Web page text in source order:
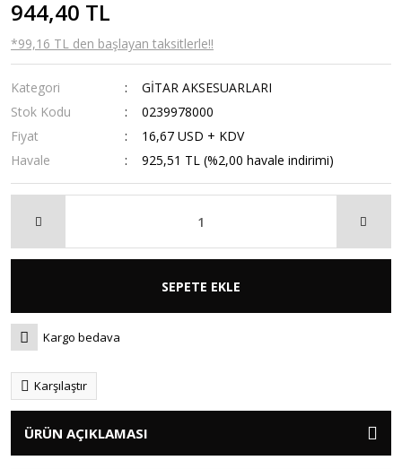
944,40 TL
*99,16 TL den başlayan taksitlerle!!
Kategori
GİTAR AKSESUARLARI
Stok Kodu
0239978000
Fiyat
16,67 USD + KDV
Havale
925,51 TL (%2,00 havale indirimi)
SEPETE EKLE
Kargo bedava
Karşılaştır
ÜRÜN AÇIKLAMASI